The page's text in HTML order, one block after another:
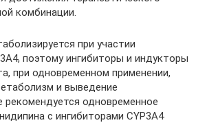
комбинации.
при участии
поэтому ингибиторы и индукторы
при одновременном применении,
и выведение
рекомендуется одновременное
с ингибиторами CYP3A4